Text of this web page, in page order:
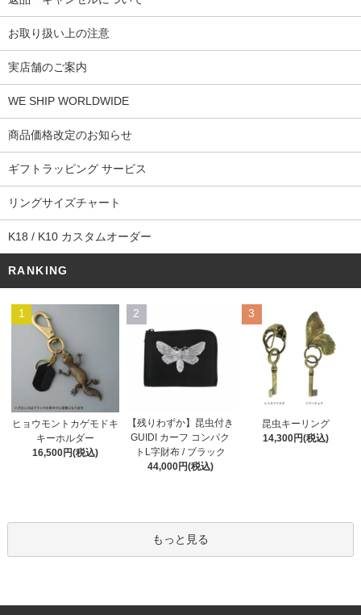
お取り扱い上の注意
実店舗のご案内
WE SHIP WORLDWIDE
商品価格改定のお知らせ
ギフトラッピング サービス
リングサイズチャート
K18 / K10 カスタムオーダー
RANKING
1
ヒョウモントカゲモドキ
キーホルダー
16,500円(税込)
2
【残りわずか】昆虫付き
GUIDI カーフ コンパク
トL字財布 / ブラック
44,000円(税込)
3
昆虫キーリング
14,300円(税込)
もっと見る